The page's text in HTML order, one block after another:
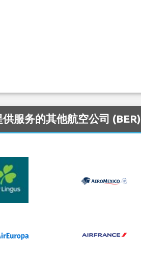
服务的其他航空公司 (BER)